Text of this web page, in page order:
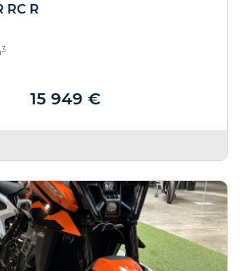
RC R
3
15 949 €